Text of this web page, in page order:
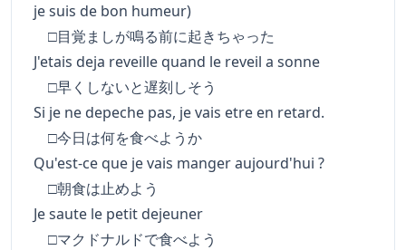
je suis de bon humeur)
□目覚ましが鳴る前に起きちゃった
J'etais deja reveille quand le reveil a sonne
□早くしないと遅刻しそう
Si je ne depeche pas, je vais etre en retard.
□今日は何を食べようか
Qu'est-ce que je vais manger aujourd'hui ?
□朝食は止めよう
Je saute le petit dejeuner
□マクドナルドで食べよう